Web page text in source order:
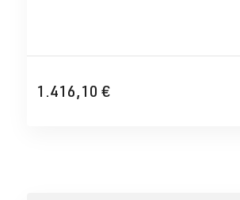
1.416,10 €